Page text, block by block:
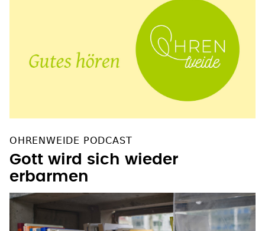
OHRENWEIDE PODCAST
Gott wird sich wieder
erbarmen